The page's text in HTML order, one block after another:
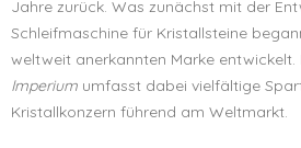
Jahre zurück. Was zunächst mit der
Schleifmaschine für Kristallsteine
weltweit anerkannten Marke entwickelt.
Imperium umfasst dabei vielfältige
Kristallkonzern führend am Weltmarkt.